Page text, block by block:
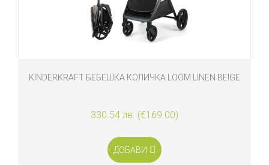
KINDERKRAFT БЕБЕШКА КОЛИЧКА LOOM LINEN BEIGE
330.54 лв. (€169.00)
ДОБАВИ